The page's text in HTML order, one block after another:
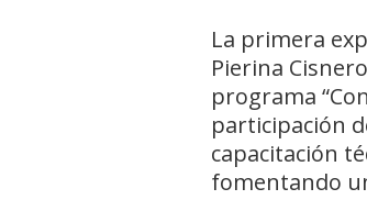
La primera
Pierina
programa
participación
capacitación
fomentando